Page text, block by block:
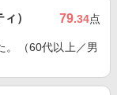
） 79.34点
。（60代以上／男